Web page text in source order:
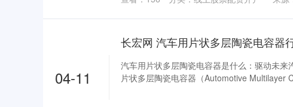
04-11
汽车用片状多层陶瓷电容器是什么：驱动未来
片状多层陶瓷电容器（Automotive Multilayer